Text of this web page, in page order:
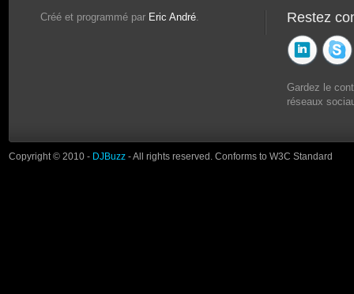
Créé et programmé par Eric André Restez
Gardez le
réseaux
Copyright © 2010 - DJBuzz - All rights reserved. Conforms to W3C Standard